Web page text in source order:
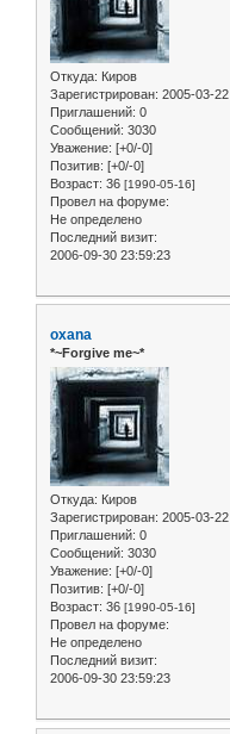
Откуда: Киров
Зарегистрирован: 2005-03-22
Приглашений: 0
Сообщений: 3030
Уважение: [+0/-0]
Позитив: [+0/-0]
Возраст: 36 [1990-05-16]
Провел на форуме:
Не определено
Последний визит:
2006-09-30 23:59:23
oxana
*~Forgive me~*
Откуда: Киров
Зарегистрирован: 2005-03-22
Приглашений: 0
Сообщений: 3030
Уважение: [+0/-0]
Позитив: [+0/-0]
Возраст: 36 [1990-05-16]
Провел на форуме:
Не определено
Последний визит:
2006-09-30 23:59:23